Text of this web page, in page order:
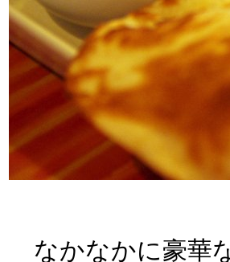
なかなかに豪華